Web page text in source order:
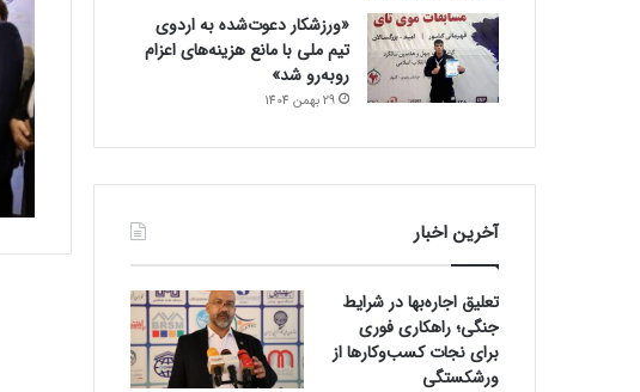
«ورزشکار دعوت‌شده به اردوی
تیم ملی با مانع هزینه‌های اعزام
روبه‌رو شد»
29 بهمن 1404
آخرین اخبار
تعلیق اجاره‌بها در شرایط
جنگی؛ راهکاری فوری
برای نجات کسب‌وکارها از
ورشکستگی